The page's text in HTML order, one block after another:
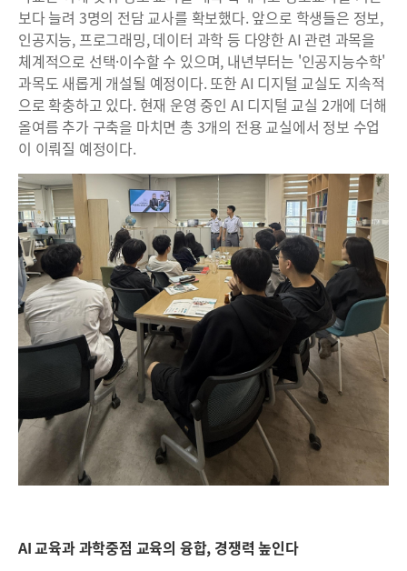
보다 늘려 3명의 전담 교사를 확보했다. 앞으로 학생들은 정보,
인공지능, 프로그래밍, 데이터 과학 등 다양한 AI 관련 과목을
체계적으로 선택·이수할 수 있으며, 내년부터는 '인공지능수학'
과목도 새롭게 개설될 예정이다. 또한 AI 디지털 교실도 지속적
으로 확충하고 있다. 현재 운영 중인 AI 디지털 교실 2개에 더해
올여름 추가 구축을 마치면 총 3개의 전용 교실에서 정보 수업
이 이뤄질 예정이다.
AI 교육과 과학중점 교육의 융합, 경쟁력 높인다